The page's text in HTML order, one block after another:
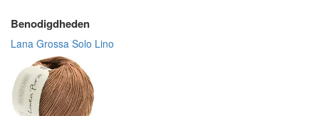
Benodigdheden
Lana Grossa Solo Lino